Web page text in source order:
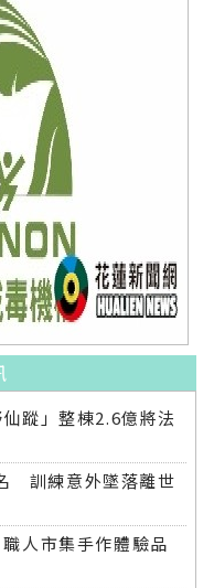
蹤」整棟2.6億將法
訓練意外墜落離世
人市集手作體驗品